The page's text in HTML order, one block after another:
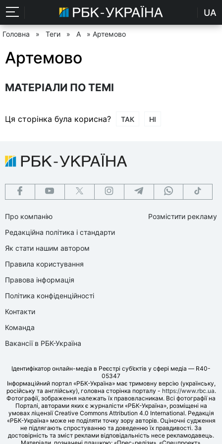
UA
Головна » Теги » А » Артемово
Артемово
МАТЕРІАЛИ ПО ТЕМІ
Ця сторінка була корисна? ТАК НІ
Про компанію
Редакційна політика і стандарти
Як стати нашим автором
Правила користування
Правова інформація
Політика конфіденційності
Контакти
Команда
Вакансії в РБК-Україна
Розмістити рекламу
Ідентифікатор онлайн-медіа в Реєстрі суб’єктів у сфері медіа — R40-
05347
Інформаційний портал «РБК-Україна» має тримовну версію (українську,
російську та англійську), головна сторінка порталу - https://www.rbc.ua.
Фотографії, зображення належать їх правовласникам. Всі фотографії на
Порталі, авторами яких є журналісти «РБК-Україна», розміщені на
умовах ліцензії Creative Commons Attribution 4.0 International. Редакція
«РБК-Україна» може не поділяти точку зору авторів. Оціночні судження
не підлягають спростуванню та доведенню їх правдивості. За
достовірність та зміст реклами відповідальність несе рекламодавець.